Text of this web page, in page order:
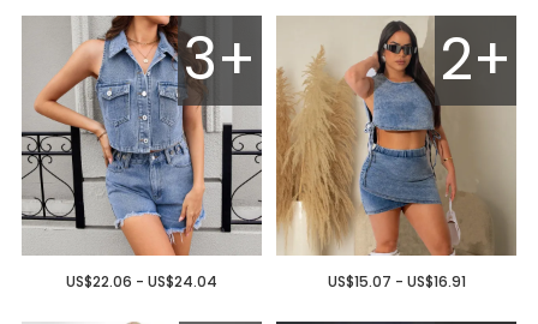
3+
US$22.06 - US$24.04
2+
US$15.07 - US$16.91